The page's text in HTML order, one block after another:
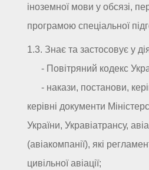
іноземної мови у обсязі,
програмою спеціальної
1.3. Знає та застосовує у
- Повітряний кодекс
- накази, постанови,
керівні документи
України, Укравіатрансу,
(авіакомпанії), які
цивільної авіації;